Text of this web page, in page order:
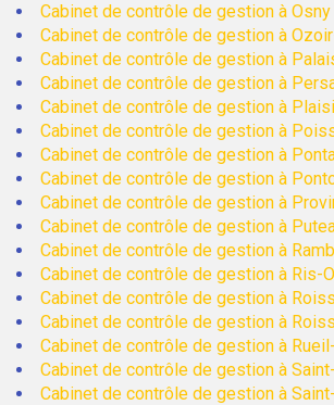
Cabinet de contrôle de gestion à Osny
Cabinet de contrôle de gestion à
Cabinet de contrôle de gestion à
Cabinet de contrôle de gestion à
Cabinet de contrôle de gestion à
Cabinet de contrôle de gestion à
Cabinet de contrôle de gestion à
Cabinet de contrôle de gestion à
Cabinet de contrôle de gestion à
Cabinet de contrôle de gestion à
Cabinet de contrôle de gestion à
Cabinet de contrôle de gestion à Ris-
Cabinet de contrôle de gestion à
Cabinet de contrôle de gestion à
Cabinet de contrôle de gestion à
Cabinet de contrôle de gestion à
Cabinet de contrôle de gestion à